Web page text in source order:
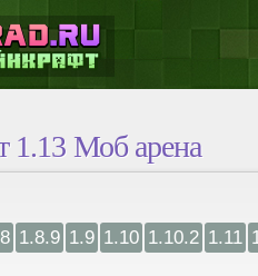
1.13 Моб арена
1.8.9 1.9 1.10 1.10.2 1.11